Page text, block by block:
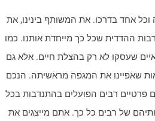
אחד בדרכו. את המשותף בינינו, את
ההדדית שכל כך מייחדת אותנו. כמו
שעסקו לא רק בהצלת חיים. אלא גם
שאפיינו את המגפה מראשיתה. הנכם
פרטיים רבים הפועלים בהתנדבות בכל
של רבים כל כך. אתם מייצגים את